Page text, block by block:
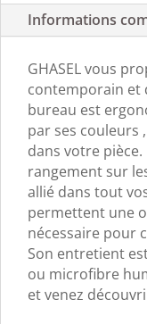
Informations
GHASEL vous
contemporain et
bureau est
par ses couleurs
dans votre
rangement sur
allié dans tout
permettent une
nécessaire pour
Son entretient
ou microfibre
et venez